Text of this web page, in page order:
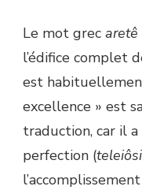
Le mot grec aretê
l’édifice complet
est
excellence » est
traduction, car il
perfection (